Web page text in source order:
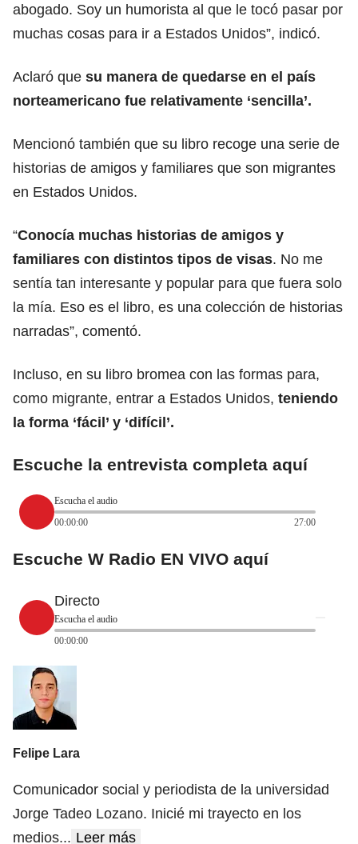
abogado. Soy un humorista al que le tocó pasar por
muchas cosas para ir a Estados Unidos”, indicó.
Aclaró que su manera de quedarse en el país
norteamericano fue relativamente ‘sencilla’.
Mencionó también que su libro recoge una serie de
historias de amigos y familiares que son migrantes
en Estados Unidos.
“Conocía muchas historias de amigos y
familiares con distintos tipos de visas. No me
sentía tan interesante y popular para que fuera solo
la mía. Eso es el libro, es una colección de historias
narradas”, comentó.
Incluso, en su libro bromea con las formas para,
como migrante, entrar a Estados Unidos, teniendo
la forma ‘fácil’ y ‘difícil’.
Escuche la entrevista completa aquí
Escucha el audio
00:00:00
27:00
Escuche W Radio EN VIVO aquí
Directo
Escucha el audio
00:00:00
Felipe Lara
Comunicador social y periodista de la universidad
Jorge Tadeo Lozano. Inicié mi trayecto en los
medios... Leer más